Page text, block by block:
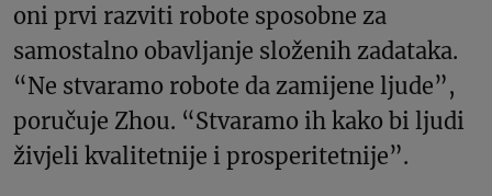
oni prvi razviti robote sposobne za
samostalno obavljanje složenih zadataka.
“Ne stvaramo robote da zamijene ljude”,
poručuje Zhou. “Stvaramo ih kako bi ljudi
živjeli kvalitetnije i prosperitetnije”.